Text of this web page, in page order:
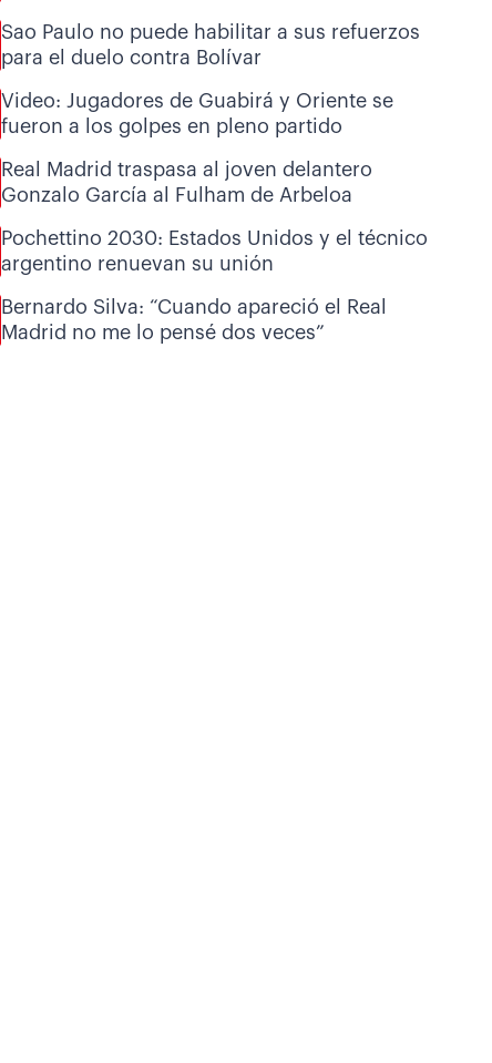
Sao Paulo no puede habilitar a sus refuerzos
para el duelo contra Bolívar
Video: Jugadores de Guabirá y Oriente se
fueron a los golpes en pleno partido
Real Madrid traspasa al joven delantero
Gonzalo García al Fulham de Arbeloa
Pochettino 2030: Estados Unidos y el técnico
argentino renuevan su unión
Bernardo Silva: “Cuando apareció el Real
Madrid no me lo pensé dos veces”